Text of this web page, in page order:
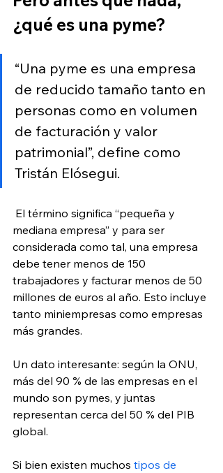
¿qué es una pyme?
“Una pyme es una empresa
de reducido tamaño tanto en
personas como en volumen
de facturación y valor
patrimonial”, define como
Tristán Elósegui.
El término significa “pequeña y
mediana empresa” y para ser
considerada como tal, una empresa
debe tener menos de 150
trabajadores y facturar menos de 50
millones de euros al año. Esto incluye
tanto miniempresas como empresas
más grandes.
Un dato interesante: según la ONU,
más del 90 % de las empresas en el
mundo son pymes, y juntas
representan cerca del 50 % del PIB
global.
Si bien existen muchos tipos de